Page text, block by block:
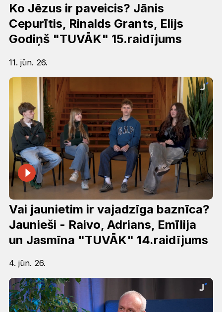
Ko Jēzus ir paveicis? Jānis
Cepurītis, Rinalds Grants, Elijs
Godiņš "TUVĀK" 15.raidījums
11. jūn. 26.
Vai jaunietim ir vajadzīga baznīca?
Jaunieši - Raivo, Adrians, Emīlija
un Jasmīna "TUVĀK" 14.raidījums
4. jūn. 26.